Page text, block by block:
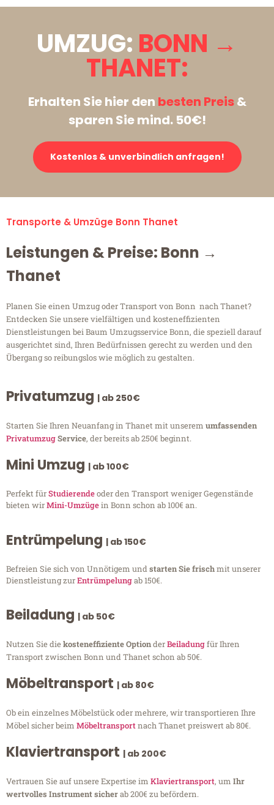
UMZUG: BONN →
THANET:
Erhalten Sie hier den besten Preis&
sparen Sie mind. 50€!
Kostenlos & unverbindlich anfragen!
Transporte & Umzüge Bonn Thanet
Leistungen & Preise: Bonn →
Thanet
Planen Sie einen Umzug oder Transport von Bonn nach Thanet?
Entdecken Sie unsere vielfältigen und kosteneffizienten
Dienstleistungen bei Baum Umzugsservice Bonn, die speziell darauf
ausgerichtet sind, Ihren Bedürfnissen gerecht zu werden und den
Übergang so reibungslos wie möglich zu gestalten.
Privatumzug | ab 250€
Starten Sie Ihren Neuanfang in Thanet mit unserem umfassenden
PrivatumzugService, der bereits ab 250€ beginnt.
Mini Umzug | ab 100€
Perfekt fürStudierendeoder den Transport weniger Gegenstände
bieten wirMini-Umzügein Bonn schon ab 100€ an.
Entrümpelung | ab 150€
Befreien Sie sich von Unnötigem undstarten Sie frischmit unserer
Dienstleistung zurEntrümpelungab 150€.
Beiladung | ab 50€
Nutzen Sie diekosteneffiziente OptionderBeiladungfür Ihren
Transport zwischen Bonn und Thanet schon ab 50€.
Möbeltransport | ab 80€
Ob ein einzelnes Möbelstück oder mehrere, wir transportieren Ihre
Möbel sicher beim Möbeltransportnach Thanet preiswert ab 80€.
Klaviertransport | ab 200€
Vertrauen Sie auf unsere Expertise im Klaviertransport, um Ihr
wertvolles Instrument sicherab 200€ zu befördern.